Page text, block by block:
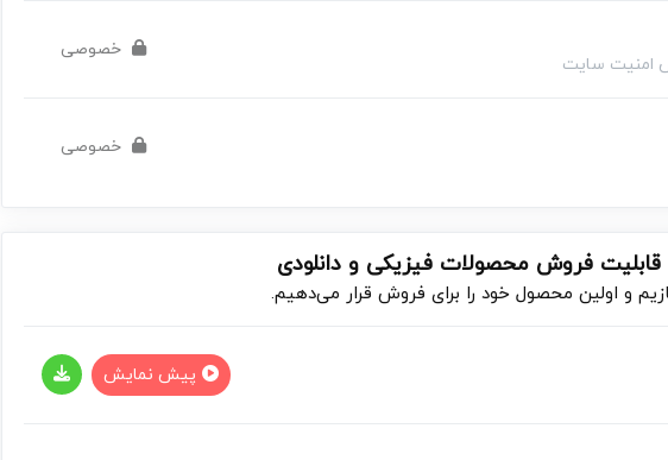
امنیت سایت
خصوصی
این دوره باید این دوره را خریداری نمایید.
خصوصی
قابلیت فروش محصولات فیزیکی و دانلودی
و اولین محصول خود را برای فروش قرار می‌دهیم.
پیش نمایش